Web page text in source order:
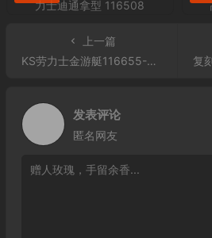
上一篇
KS劳力士金游艇116655-0005 KS厂高仿劳力士机械男表 胶带款
复刻
发表评论
匿名网友